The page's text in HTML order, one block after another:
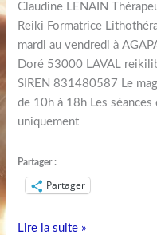
Claudine LENAIN
Reiki Formatrice
mardi au vendredi à
Doré 53000 LAVAL
SIREN 831480587 Le
de 10h à 18h Les
uniquement
Partager :
Partager
Lire la suite »